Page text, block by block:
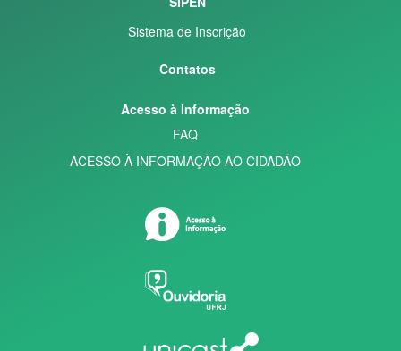
Sistema de Inscrição
Contatos
Acesso à Informação
FAQ
ACESSO À INFORMAÇÃO AO CIDADÃO